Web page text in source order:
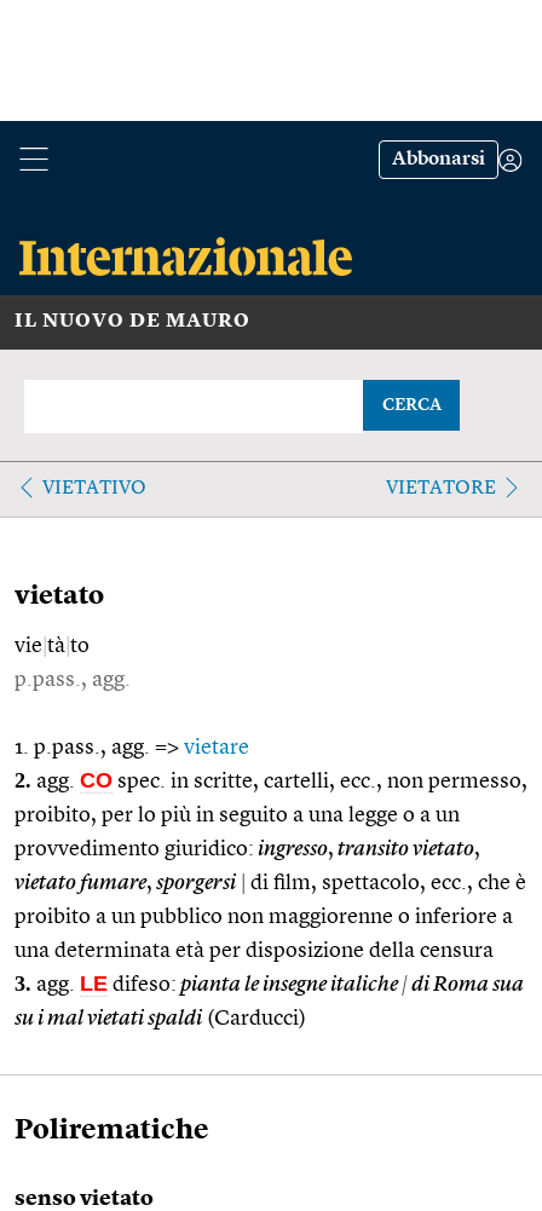
Abbonarsi
IL NUOVO DE MAURO
CERCA
VIETATIVO VIETATORE
vietato
vie tà to
p.pass., agg.
1. p.pass., agg. => vietare
2. agg. CO spec. in scritte, cartelli, ecc., non permesso,
proibito, per lo più in seguito a una legge o a un
provvedimento giuridico: ingresso, transito vietato,
vietato fumare, sporgersi
di film, spettacolo, ecc., che è
proibito a un pubblico non maggiorenne o inferiore a
una determinata età per disposizione della censura
3. agg. LE difeso: pianta le insegne italiche|di Roma sua
su i mal vietati spaldi (Carducci)
Polirematiche
senso vietato